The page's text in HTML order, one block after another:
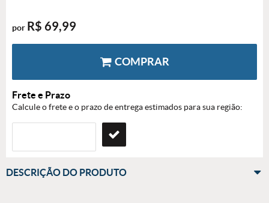
por R$ 69,99
COMPRAR
Frete e Prazo
Calcule o frete e o prazo de entrega estimados para sua região:
DESCRIÇÃO DO PRODUTO